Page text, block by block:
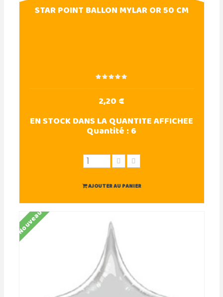
STAR POINT BALLON MYLAR OR 50 CM
2,20 €
EN STOCK DANS LA QUANTITE AFFICHEE
Quantité :6
AJOUTER AU PANIER
Nouveau